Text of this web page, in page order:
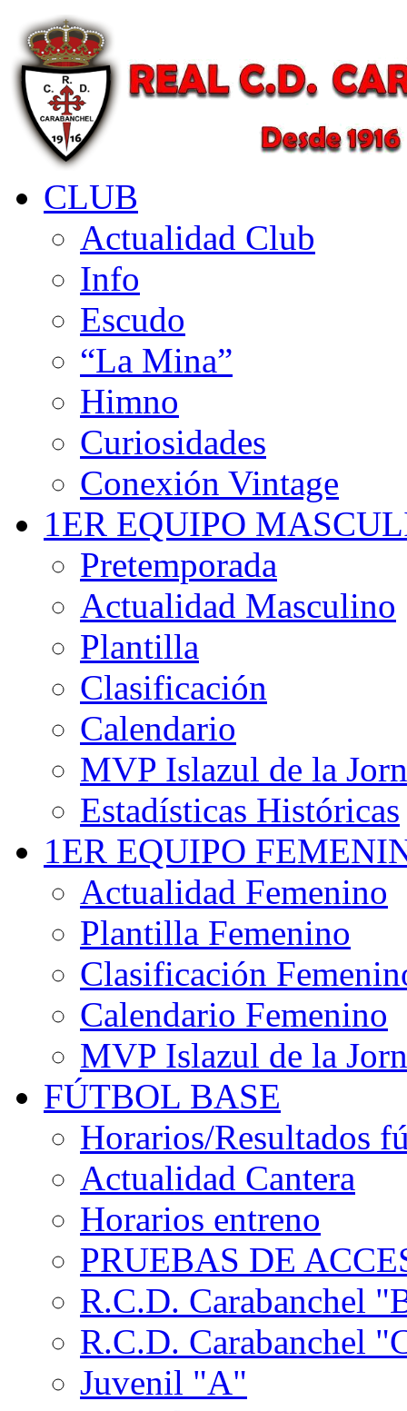
CLUB
Actualidad Club
Info
Escudo
“La Mina”
Himno
Curiosidades
Conexión Vintage
1ER EQUIPO
Pretemporada
Actualidad Masculino
Plantilla
Clasificación
Calendario
MVP Islazul de la
Estadísticas Históricas
1ER EQUIPO
Actualidad Femenino
Plantilla Femenino
Clasificación
Calendario Femenino
MVP Islazul de la
FÚTBOL BASE
Horarios/Resultados
Actualidad Cantera
Horarios entreno
PRUEBAS DE
R.C.D. Carabanchel
R.C.D. Carabanchel
Juvenil "A"